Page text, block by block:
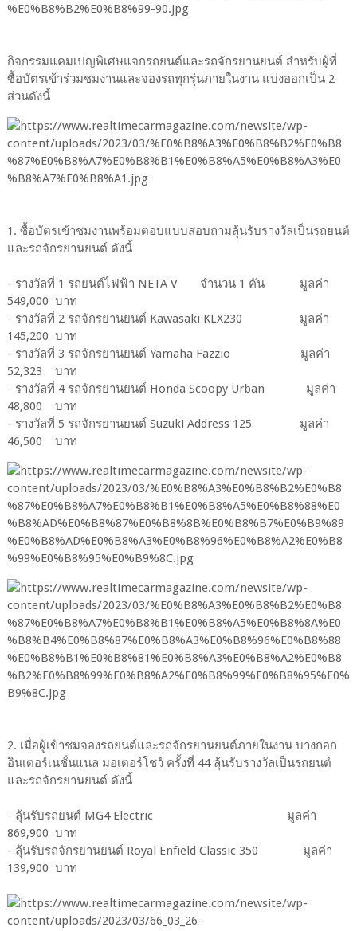
กิจกรรมแคมเปญพิเศษแจกรถยนต์และรถจักรยานยนต์ สำหรับผู้ที่
ซื้อบัตรเข้าร่วมชมงานและจองรถทุกรุ่นภายในงาน แบ่งออกเป็น 2
ส่วนดังนี้
1. ซื้อบัตรเข้าชมงานพร้อมตอบแบบสอบถามลุ้นรับรางวัลเป็นรถยนต์
และรถจักรยานยนต์ ดังนี้
- รางวัลที่ 1 รถยนต์ไฟฟ้า NETA V จำนวน 1 คัน มูลค่า
549,000 บาท
- รางวัลที่ 2 รถจักรยานยนต์ Kawasaki KLX230 มูลค่า
145,200 บาท
- รางวัลที่ 3 รถจักรยานยนต์ Yamaha Fazzio มูลค่า
52,323 บาท
- รางวัลที่ 4 รถจักรยานยนต์ Honda Scoopy Urban มูลค่า
48,800 บาท
- รางวัลที่ 5 รถจักรยานยนต์ Suzuki Address 125 มูลค่า
46,500 บาท
2. เมื่อผู้เข้าชมจองรถยนต์และรถจักรยานยนต์ภายในงาน บางกอก
อินเตอร์เนชั่นแนล มอเตอร์โชว์ ครั้งที่ 44 ลุ้นรับรางวัลเป็นรถยนต์
และรถจักรยานยนต์ ดังนี้
- ลุ้นรับรถยนต์ MG4 Electric มูลค่า
869,900 บาท
- ลุ้นรับรถจักรยานยนต์ Royal Enfield Classic 350 มูลค่า
139,900 บาท